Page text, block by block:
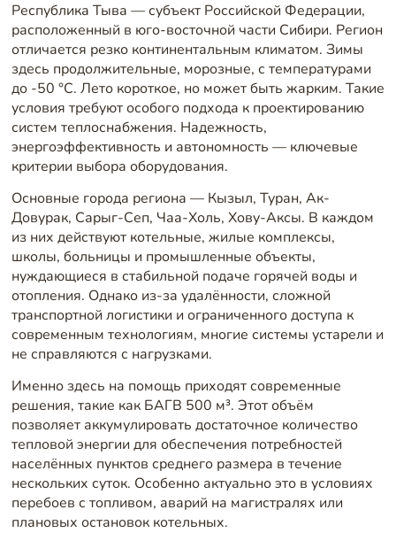
Республика Тыва — субъект Российской Федерации,
расположенный в юго-восточной части Сибири. Регион
отличается резко континентальным климатом. Зимы
здесь продолжительные, морозные, с температурами
до -50 °C. Лето короткое, но может быть жарким. Такие
условия требуют особого подхода к проектированию
систем теплоснабжения. Надежность,
энергоэффективность и автономность — ключевые
критерии выбора оборудования.
Основные города региона — Кызыл, Туран, Ак-
Довурак, Сарыг-Сеп, Чаа-Холь, Хову-Аксы. В каждом
из них действуют котельные, жилые комплексы,
школы, больницы и промышленные объекты,
нуждающиеся в стабильной подаче горячей воды и
отопления. Однако из-за удалённости, сложной
транспортной логистики и ограниченного доступа к
современным технологиям, многие системы устарели и
не справляются с нагрузками.
Именно здесь на помощь приходят современные
решения, такие как БАГВ 500 м³. Этот объём
позволяет аккумулировать достаточное количество
тепловой энергии для обеспечения потребностей
населённых пунктов среднего размера в течение
нескольких суток. Особенно актуально это в условиях
перебоев с топливом, аварий на магистралях или
плановых остановок котельных.